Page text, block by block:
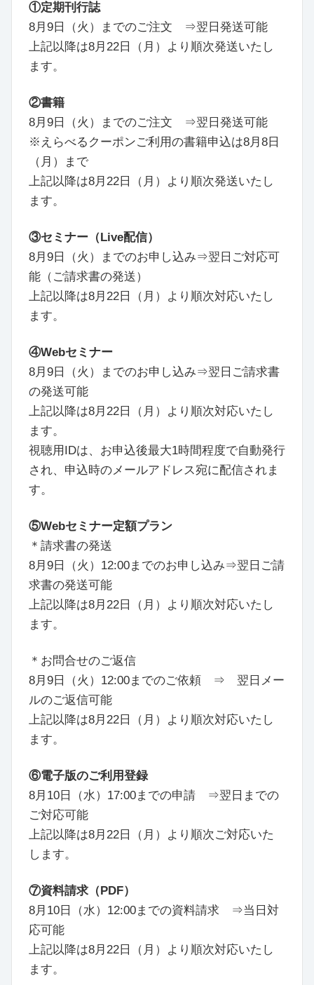
①定期刊行誌
8月9日（火）までのご注文 ⇒翌日発送可能
上記以降は8月22日（月）より順次発送いたし
ます。
②書籍
8月9日（火）までのご注文 ⇒翌日発送可能
※えらべるクーポンご利用の書籍申込は8月8日
（月）まで
上記以降は8月22日（月）より順次発送いたし
ます。
③セミナー（Live配信）
8月9日（火）までのお申し込み⇒翌日ご対応可
能（ご請求書の発送）
上記以降は8月22日（月）より順次対応いたし
ます。
④Webセミナー
8月9日（火）
までのお申し込み⇒翌日 ご請求書
の発送可能
上記以降は8月22日（月）
より順次対応いたし
ます。
視聴用IDは、お申込後最大1時間程度で自動発行
され、申込時のメールアドレス宛に配信されま
す。
⑤Webセミナー定額プラン
＊請求書の発送
8月9日（火） 12:00までのお申し込み⇒翌日 ご請
求書の発送可能
上記以降は8月22日（月）
より順次対応いたし
ます。
＊お問合せのご返信
8月9日（火） 12:00までのご依頼 ⇒ 翌日 メー
ルのご返信可能
上記以降は8月22日（月）
より順次対応いたし
ます。
⑥電子版のご利用登録
8月10日（水）17:00までの申請 ⇒翌日までの
ご対応可能
上記以降は8月22日（月）より順次ご対応いた
します。
⑦資料請求（PDF）
8月10日（水）12:00までの資料請求 ⇒当日対
応可能
上記以降は8月22日（月）より順次対応いたし
ます。